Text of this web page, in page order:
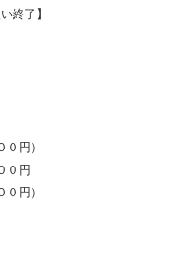
終了】
円）
０円
円）